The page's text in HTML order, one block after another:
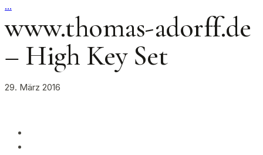
…
www.thomas-adorff.de
– High Key Set
29. März 2016